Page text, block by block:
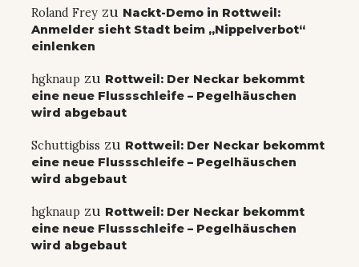
Roland Frey zu Nackt-Demo in Rottweil:
Anmelder sieht Stadt beim „Nippelverbot“
einlenken
hgknaup zu Rottweil: Der Neckar bekommt
eine neue Flussschleife – Pegelhäuschen
wird abgebaut
Schuttigbiss zu Rottweil: Der Neckar bekommt
eine neue Flussschleife – Pegelhäuschen
wird abgebaut
hgknaup zu Rottweil: Der Neckar bekommt
eine neue Flussschleife – Pegelhäuschen
wird abgebaut